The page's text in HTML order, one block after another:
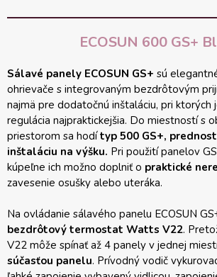
ECOSUN 600 GS+
Sálavé panely ECOSUN GS+ sú
ohrievače s integrovaným bezdrôtovým
najmä pre dodatočnú inštaláciu, pri ktorých
regulácia najpraktickejšia. Do miestností s
priestorom sa hodítyp 500 GS+,
inštaláciu na výšku. Pri použití panelov
kúpeľne ich možno doplniť o praktické
zavesenie osušky alebo uteráka.
Na ovládanie sálavého panelu ECOSUN
bezdrôtový termostat Watts V22.
V22 môže spínať až 4 panely v jednej
súčasťou panelu. Prívodný vodič